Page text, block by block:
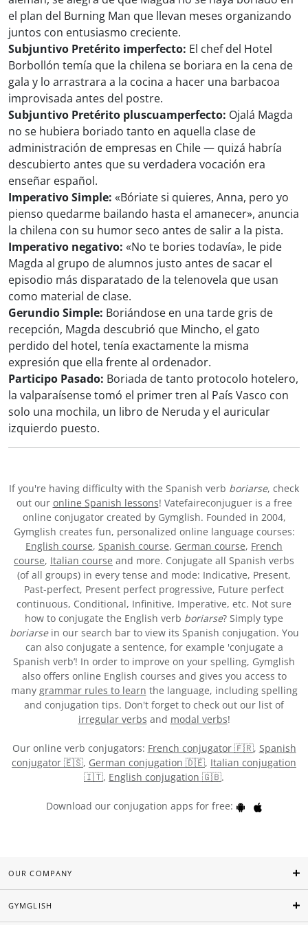
el plan del Burning Man que llevan meses organizando
juntos con entusiasmo creciente.
Subjuntivo Pretérito imperfecto: El chef del Hotel
Borbollón temía que la chilena se boriara en la cena de
gala y lo arrastrara a la cocina a hacer una barbacoa
improvisada antes del postre.
Subjuntivo Pretérito pluscuamperfecto: Ojalá Magda
no se hubiera boriado tanto en aquella clase de
administración de empresas en Chile — quizá habría
descubierto antes que su verdadera vocación era
enseñar español.
Imperativo Simple: «Bóriate si quieres, Anna, pero yo
pienso quedarme bailando hasta el amanecer», anuncia
la chilena con su humor seco antes de salir a la pista.
Imperativo negativo: «No te bories todavía», le pide
Magda al grupo de alumnos justo antes de sacar el
episodio más disparatado de la telenovela que usan
como material de clase.
Gerundio Simple: Boriándose en una tarde gris de
recepción, Magda descubrió que Mincho, el gato
perdido del hotel, tenía exactamente la misma
expresión que ella frente al ordenador.
Participo Pasado: Boriada de tanto protocolo hotelero,
la valparaísense tomó el primer tren al País Vasco con
solo una mochila, un libro de Neruda y el auricular
izquierdo puesto.
If you're having difficulty with the Spanish verb boriarse, check
out our online Spanish lessons! Vatefaireconjuguer is a free
online conjugator created by Gymglish. Founded in 2004,
Gymglish creates fun, personalized online language courses:
English course, Spanish course, German course, French
course, Italian course and more. Conjugate all Spanish verbs
(of all groups) in every tense and mode: Indicative, Present,
Past-perfect, Present perfect progressive, Future perfect
continuous, Conditional, Infinitive, Imperative, etc. Not sure
how to conjugate the English verb boriarse? Simply type
boriarsein our search bar to view its Spanish conjugation. You
can also conjugate a sentence, for example 'conjugate a
Spanish verb’! In order to improve on your spelling, Gymglish
also offers online English courses and gives you access to
many grammar rules to learn the language, including spelling
and conjugation tips. Don't forget to check out our list of
irregular verbs and modal verbs!
Our online verb conjugators: French conjugator 🇫🇷, Spanish
conjugator 🇪🇸, German conjugation 🇩🇪, Italian conjugation
🇮🇹, English conjugation 🇬🇧.
Download our conjugation apps for free:
OUR COMPANY
GYMGLISH